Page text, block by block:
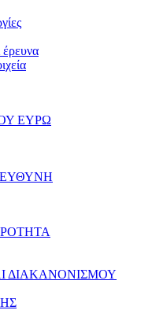
έρευνα
ΕΥΡΩ
ΕΥΘΥΝΗ
ΔΙΑΚΑΝΟΝΙΣΜΟΥ